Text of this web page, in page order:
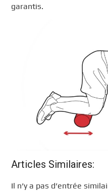
garantis.
Articles Similaires:
Il n’y a pas d’entrée